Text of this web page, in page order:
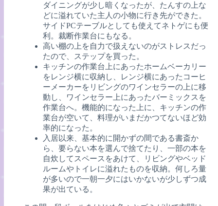
ダイニングが少し暗くなったが、たんすの上な
どに溢れていた主人の小物に行き先ができた。
サイドPCテーブルとしても使えてネトゲにも便
利。裁断作業台にもなる。
高い棚の上を自力で扱えないのがストレスだっ
たので、ステップを買った。
キッチンの作業台上にあったホームベーカリー
をレンジ横に収納し、レンジ横にあったコーヒ
ーメーカーをリビングのワインセラーの上に移
動し、ワインセラー上にあったバーミックスを
作業台へ。機能的になった上に、キッチンの作
業台が空いて、料理がいまだかつてないほど効
率的になった。
入居以来、基本的に開かずの間である書斎か
ら、要らない本を選んで捨てたり、一部の本を
自炊してスペースをあけて、リビングやベッド
ルームやトイレに溢れたものを収納。何しろ量
が多いので一朝一夕にはいかないが少しずつ成
果が出ている。